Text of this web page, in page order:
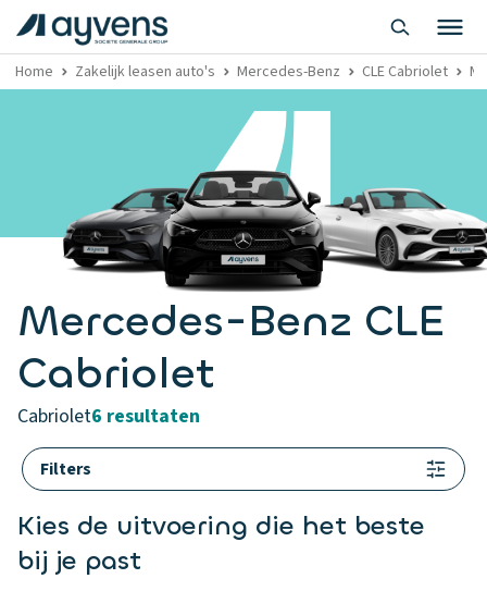
Home Zakelijk leasen auto's Mercedes-Benz CLE Cabriolet
Mercedes-Benz CLE
Cabriolet
cabriolet6 resultaten
Filters
Kies de uitvoering die het beste
bij je past